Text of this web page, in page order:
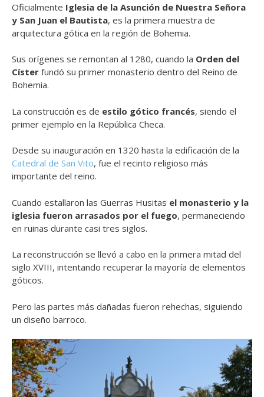
Oficialmente Iglesia de la Asunción de Nuestra Señora
y San Juan el Bautista, es la primera muestra de
arquitectura gótica en la región de Bohemia.
Sus orígenes se remontan al 1280, cuando la Orden del
Císter fundó su primer monasterio dentro del Reino de
Bohemia.
La construcción es de estilo gótico francés, siendo el
primer ejemplo en la República Checa.
Desde su inauguración en 1320 hasta la edificación de la
Catedral de San Vito, fue el recinto religioso más
importante del reino.
Cuando estallaron las Guerras Husitas el monasterio y la
iglesia fueron arrasados por el fuego, permaneciendo
en ruinas durante casi tres siglos.
La reconstrucción se llevó a cabo en la primera mitad del
siglo XVIII, intentando recuperar la mayoría de elementos
góticos.
Pero las partes más dañadas fueron rehechas, siguiendo
un diseño barroco.